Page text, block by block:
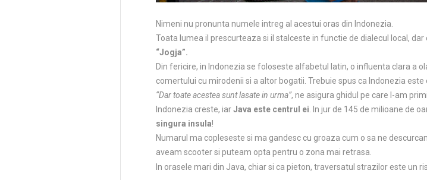
Nimeni nu pronunta numele intreg al acestui oras din Indonezia.
Toata lumea il prescurteaza si il stalceste in functie de dialecul local,
“Jogja”.
Din fericire, in Indonezia se foloseste alfabetul latin, o influenta clara a
comertului cu mirodenii si a altor bogatii. Trebuie spus ca Indonezia este
“Dar toate acestea sunt lasate in urma”, ne asigura ghidul pe care l-am
Indonezia creste, iarJava este centrul ei . In jur de 145 de milioane de
singura insula!
Numarul ma copleseste si ma gandesc cu groaza cum o sa ne
aveam scooter si puteam opta pentru o zona mai retrasa.
In orasele mari din Java, chiar si ca pieton, traversatul strazilor este un